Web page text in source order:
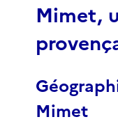
Mimet,
Mimet